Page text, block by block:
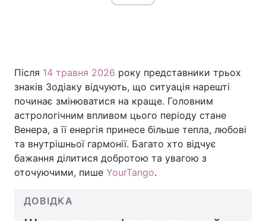
Після 14 травня 2026 року представники трьох
знаків Зодіаку відчують, що ситуація нарешті
починає змінюватися на краще. Головним
астрологічним впливом цього періоду стане
Венера, а її енергія принесе більше тепла, любові
та внутрішньої гармонії. Багато хто відчує
бажання ділитися добротою та увагою з
оточуючими, пише YourTango.
ДОВІДКА